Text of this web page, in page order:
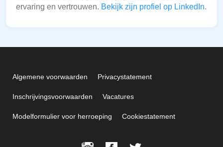
ervaring en vertrouwen. Bekijk zijn profiel op LinkedIn.
Algemene voorwaarden Privacystatement
Inschrijvingsvoorwaarden Vacatures
Modelformulier voor herroeping Cookiestatement